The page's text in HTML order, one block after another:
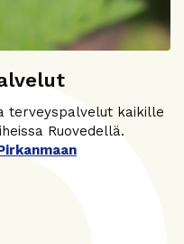
terveyspalvelut kaikille
Ruovedellä.